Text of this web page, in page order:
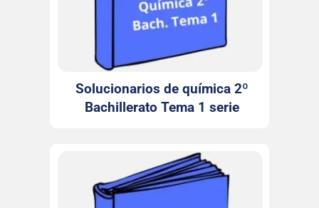
Solucionarios de química 2º
Bachillerato Tema 1 serie